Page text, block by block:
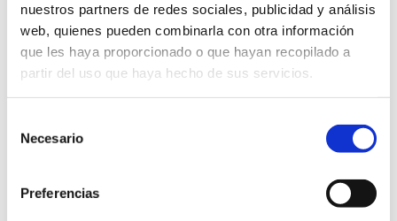
nuestros partners de redes sociales, publicidad y análisis
web, quienes pueden combinarla con otra información
que les haya proporcionado o que hayan recopilado a
partir del uso que haya hecho de sus servicios.
Necesario
Preferencias
ESPIRITUALIDAD